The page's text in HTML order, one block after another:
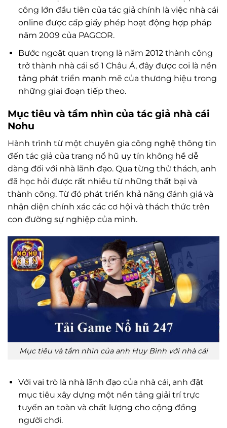
công lớn đầu tiên của tác giả chính là việc nhà cái
online được cấp giấy phép hoạt động hợp pháp
năm 2009 của PAGCOR.
Bước ngoặt quan trọng là năm 2012 thành công
trở thành nhà cái số 1 Châu Á, đây được coi là nền
tảng phát triển mạnh mẽ của thương hiệu trong
những giai đoạn tiếp theo.
Mục tiêu và tầm nhìn của tác giả nhà cái
Nohu
Hành trình từ một chuyên gia công nghệ thông tin
đến tác giả của trang nổ hũ uy tín không hề dễ
dàng đối với nhà lãnh đạo. Qua từng thử thách, anh
đã học hỏi được rất nhiều từ những thất bại và
thành công. Từ đó phát triển khả năng đánh giá và
nhận diện chính xác các cơ hội và thách thức trên
con đường sự nghiệp của mình.
Mục tiêu và tầm nhìn của anh Huy Bình với nhà cái
Với vai trò là nhà lãnh đạo của nhà cái, anh đặt
mục tiêu xây dựng một nền tảng giải trí trực
tuyến an toàn và chất lượng cho cộng đồng
người chơi.